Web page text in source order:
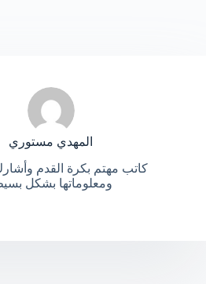
المهدي مستوري
كاتب مهتم بكرة القدم
ومعلوماتها بشكل